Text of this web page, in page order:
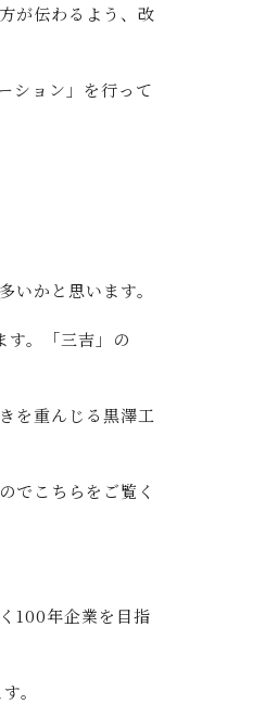
が伝わるよう、改
ション」を行って
かと思います。
す。「三吉」の
を重んじる黒澤工
でこちらをご覧く
100年企業を目指
。